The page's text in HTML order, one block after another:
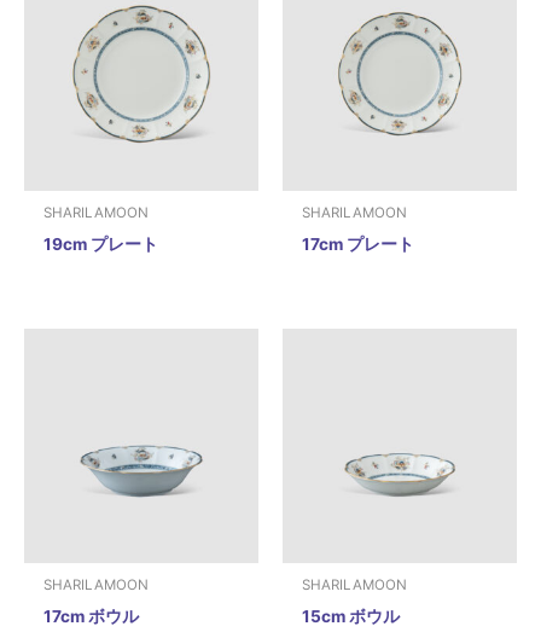
SHARILAMOON
19cm プレート
SHARILAMOON
17cm プレート
SHARILAMOON
17cm ボウル
SHARILAMOON
15cm ボウル